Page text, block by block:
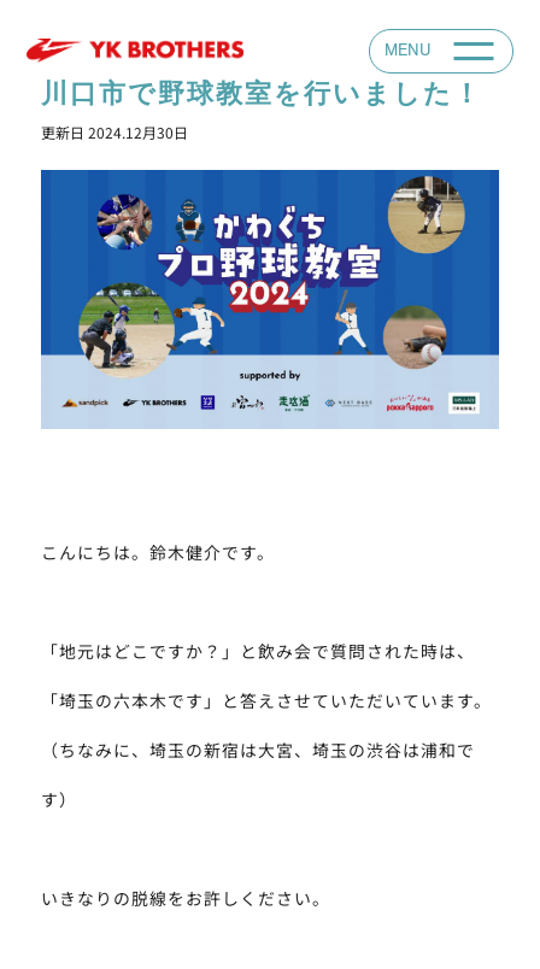
川口市で野球教室を行いました！
更新日 2024.12月30日
こんにちは。鈴木健介です。
「地元はどこですか？」と飲み会で質問された時は、
「埼玉の六本木です」と答えさせていただいています。
（ちなみに、埼玉の新宿は大宮、埼玉の渋谷は浦和で
す）
いきなりの脱線をお許しください。